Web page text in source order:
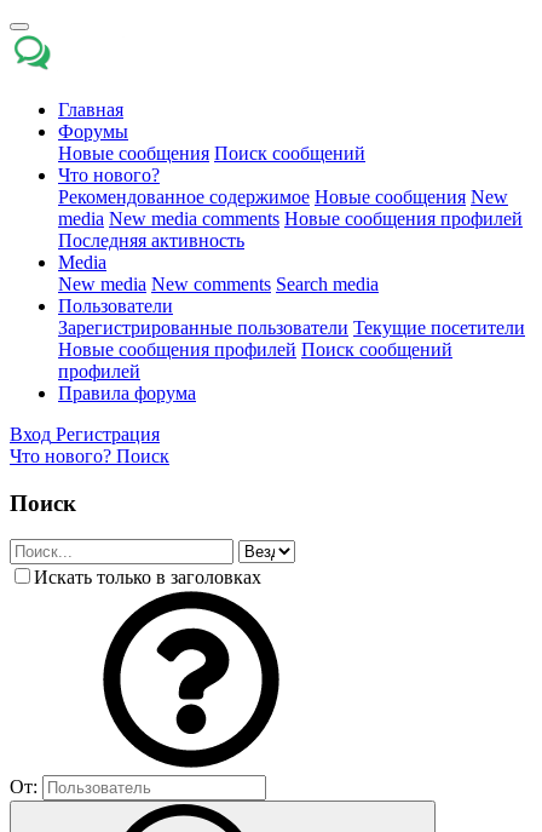
Главная
Форумы
Новые сообщения Поиск сообщений
Что нового?
Рекомендованное содержимое Новые сообщения New
media New media comments Новые сообщения профилей
Последняя активность
Media
New media New comments Search media
Пользователи
Зарегистрированные пользователи Текущие посетители
Новые сообщения профилей Поиск сообщений
профилей
Правила форума
Вход Регистрация
Что нового? Поиск
Поиск
Искать только в заголовках
От: